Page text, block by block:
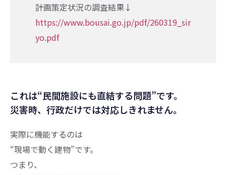
計画策定状況の調査結果↓
https://www.bousai.go.jp/pdf/260319_sir
yo.pdf
これは“民間施設にも直結する問題”です。
災害時、行政だけでは対応しきれません。
実際に機能するのは
“現場で動く建物”です。
つまり、